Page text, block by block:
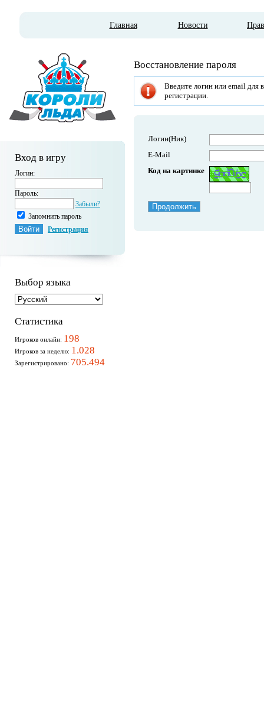
Главная Новости
Вход в игру
Логин:
Пароль:
Забыли?
Запомнить пароль
Регистрация
Выбор языка
Статистика
Игроков онлайн: 198
Игроков за неделю: 1.028
Зарегистрировано: 705.494
Восстановление пароля
Введите логин или email для
регистрации.
Логин(Ник)
E-Mail
Код на картинке